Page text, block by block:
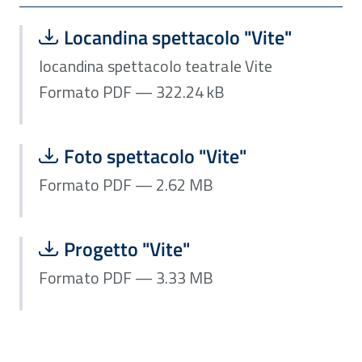
Scarica file:
Locandina spettacolo "Vite"
Formato PDF — Dimensione 322.24 kB
locandina spettacolo teatrale Vite
Formato PDF — 322.24 kB
Scarica file:
Foto spettacolo "Vite"
Formato PDF — Dimensione 2.62 MB
Formato PDF — 2.62 MB
Scarica file:
Progetto "Vite"
Formato PDF — Dimensione 3.33 MB
Formato PDF — 3.33 MB